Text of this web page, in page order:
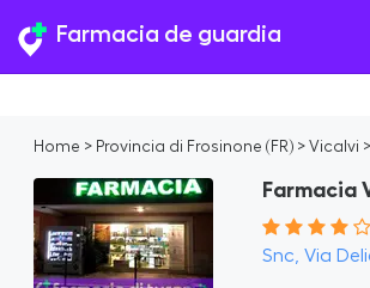
Farmacia de guardia
Home > Provincia di Frosinone (FR) > Vicalvi >
Farmacia
Snc, Via